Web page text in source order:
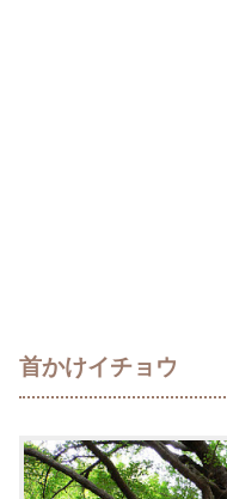
首かけイチョウ